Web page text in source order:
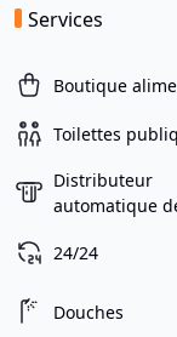
Services
Boutique
Toilettes
Distributeur
automatique
24/24
Douches